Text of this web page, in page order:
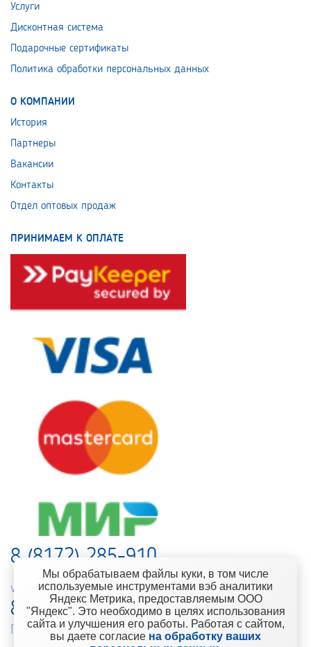
Услуги
Дисконтная система
Подарочные сертификаты
Политика обработки персональных данных
О КОМПАНИИ
История
Партнеры
Вакансии
Контакты
Отдел оптовых продаж
ПРИНИМАЕМ К ОПЛАТЕ
8 (8172) 285-910
web-support@kontinent.ru
8 900 501-25-53
Горячая линия интернет-магазина
Мы обрабатываем файлы куки, в том числе
используемые инструментами вэб аналитики
Яндекс Метрика, предоставляемым ООО
"Яндекс". Это необходимо в целях использования
сайта и улучшения его работы. Работая с сайтом,
вы даете согласие на обработку ваших